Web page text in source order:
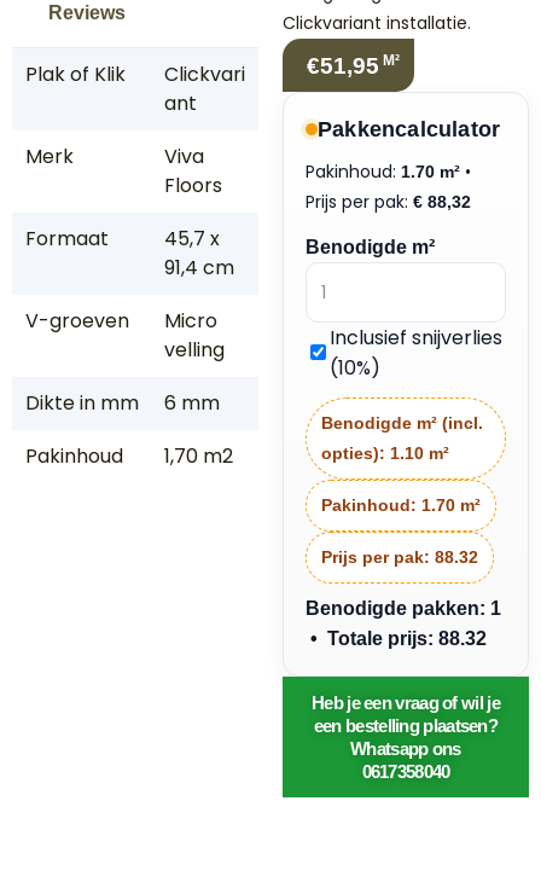
Reviews
Plak of Klik
Clickvari
ant
Merk
Viva
Floors
Formaat
45,7 x
91,4 cm
V-groeven
Micro
velling
Dikte in mm
6 mm
Pakinhoud
1,70 m2
Clickvariant installatie.
€51,95 M²
Pakkencalculator
Pakinhoud: 1.70 m² •
Prijs per pak: € 88,32
Benodigde m²
Inclusief snijverlies
(10%)
Benodigde m² (incl.
opties): 1.10 m²
Pakinhoud: 1.70 m²
Prijs per pak: 88.32
Benodigde pakken: 1
• Totale prijs: 88.32
Heb je een vraag of wil je
een bestelling plaatsen?
Whatsapp ons
0617358040